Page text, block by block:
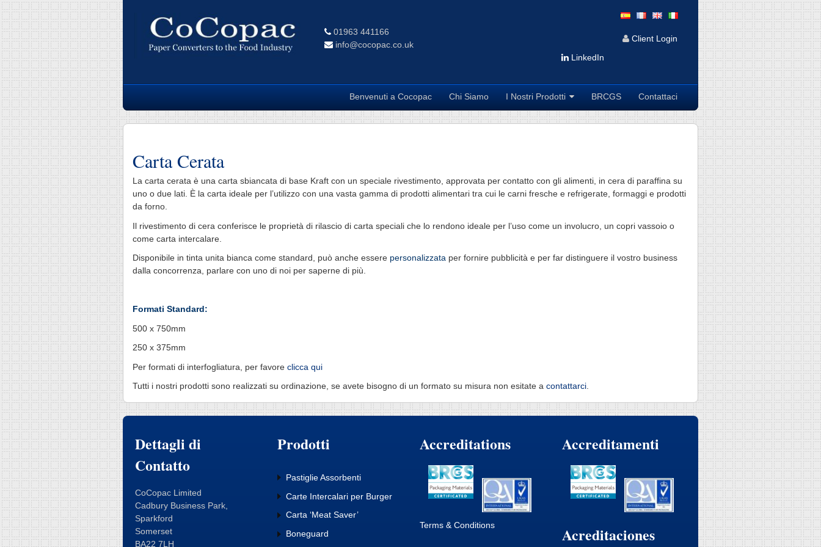
01963 441166
info@cocopac.co.uk
Client Login
LinkedIn
Contattaci
BRCGS
I Nostri Prodotti
Chi Siamo
Benvenuti a Cocopac
Carta Cerata
La carta cerata è una carta sbiancata di base Kraft con un speciale rivestimento, approvata per contatto con gli alimenti, in cera di paraffina su
uno o due lati. È la carta ideale per l’utilizzo con una vasta gamma di prodotti alimentari tra cui le carni fresche e refrigerate, formaggi e prodotti
da forno.
Il rivestimento di cera conferisce le proprietà di rilascio di carta speciali che lo rendono ideale per l’uso come un involucro, un copri vassoio o
come carta intercalare.
Disponibile in tinta unita bianca come standard, può anche essere personalizzata per fornire pubblicità e per far distinguere il vostro business
dalla concorrenza, parlare con uno di noi per saperne di più.
Formati Standard:
500 x 750mm
250 x 375mm
Per formati di interfogliatura, per favore clicca qui
Tutti i nostri prodotti sono realizzati su ordinazione, se avete bisogno di un formato su misura non esitate a contattarci.
Dettagli di
Contatto
CoCopac Limited
Cadbury Business Park,
Sparkford
Somerset
BA22 7LH
Prodotti
Pastiglie Assorbenti
Carte Intercalari per Burger
Carta ‘Meat Saver’
Boneguard
Accreditations
Terms & Conditions
Accreditamenti
Acreditaciones